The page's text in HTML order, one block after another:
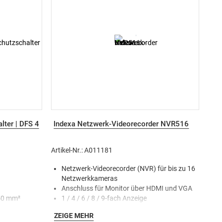
Gummifüßen gegen bodenbedingte
| DFS 4
mm²
Indexa Netzwerk-Videorecorder NVR516
Artikel-Nr.: A011181
Netzwerk-Videorecorder (NVR) für bis zu 16
Netzwerkkameras
Anschluss für Monitor über HDMI und VGA
1 / 4 / 6 / 8 / 9-fach Anzeige
Inkl. einer speziell für die Videoüberwachung
ZEIGE MEHR